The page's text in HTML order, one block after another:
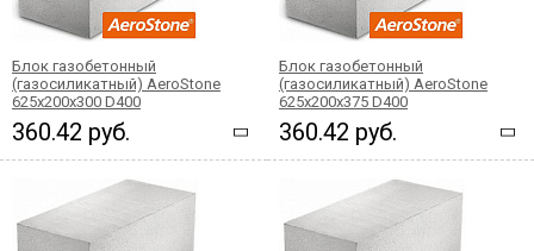
Блок газобетонный
(газосиликатный) AeroStone
625x200x300 D400
360.42 руб.
Блок газобетонный
(газосиликатный) AeroStone
625x200x375 D400
360.42 руб.